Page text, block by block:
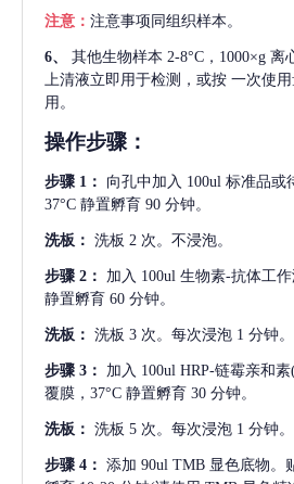
注意： 注意事项同组织样本。
6、 其他生物样本 2-8°C，1000×g
上清液立即用于检测，或按 一次使
用。
操作步骤：
步骤 1： 向孔中加入 100ul 标准品或
37°C 静置孵育 90 分钟。
洗板： 洗板 2 次。不浸泡。
步骤 2： 加入 100ul 生物素-抗体工
静置孵育 60 分钟。
洗板： 洗板 3 次。每次浸泡 1 分钟。
步骤 3： 加入 100ul HRP-链霉亲和
覆膜，37°C 静置孵育 30 分钟。
洗板： 洗板 5 次。每次浸泡 1 分钟。
步骤 4： 添加 90ul TMB 显色底物。